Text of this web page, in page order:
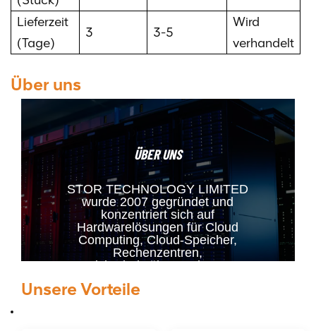
Lieferzeit
(Tage)
3 3-5
Wird
verhandelt
Über uns
ÜBER UNS
STOR TECHNOLOGY LIMITED
wurde 2007 gegründet und
konzentriert sich auf
Hardwarelösungen für Cloud
Computing, Cloud-Speicher,
Rechenzentren,
Sicherheitsüberwachung,
weitere Bereiche. Zu unseren
Unsere Vorteile